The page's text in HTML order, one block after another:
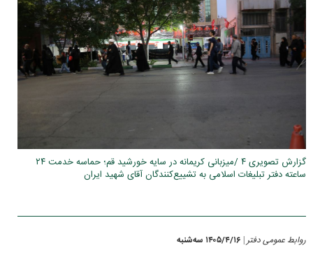
گزارش تصویری ۴ /میزبانی کریمانه در سایه خورشید قم؛ حماسه خدمت ۲۴
ساعته دفتر تبلیغات اسلامی به تشییع‌کنندگان آقای شهید ایران
روابط عمومی دفتر ۱۴۰۵/۴/۱۶ سه‌شنبه